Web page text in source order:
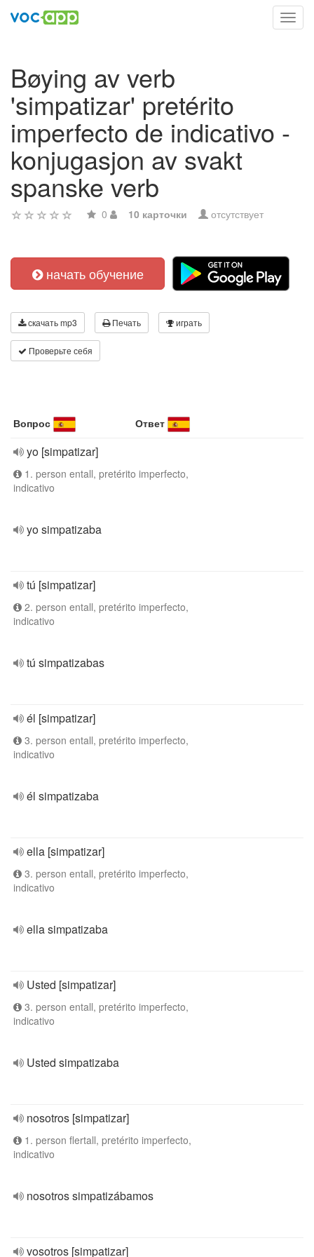
Bøying av verb
'simpatizar' pretérito
imperfecto de indicativo -
konjugasjon av svakt
spanske verb
0 10 карточки отсутствует
начать обучение
скачать mp3 Печать играть
Проверьте себя
Вопрос Ответ
yo [simpatizar]
1. person entall, pretérito imperfecto,
indicativo
yo simpatizaba
tú [simpatizar]
2. person entall, pretérito imperfecto,
indicativo
tú simpatizabas
él [simpatizar]
3. person entall, pretérito imperfecto,
indicativo
él simpatizaba
ella [simpatizar]
3. person entall, pretérito imperfecto,
indicativo
ella simpatizaba
Usted [simpatizar]
3. person entall, pretérito imperfecto,
indicativo
Usted simpatizaba
nosotros [simpatizar]
1. person flertall, pretérito imperfecto,
indicativo
nosotros simpatizábamos
vosotros [simpatizar]